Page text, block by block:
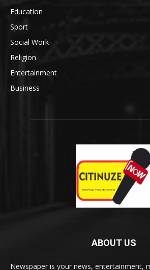
Education
Sport
Social Work
Religion
Entertainment
Business
ABOUT US
Newspaper is your news, entertainment,